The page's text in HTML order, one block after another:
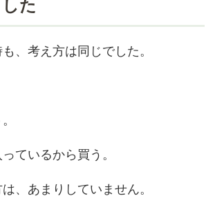
た
、考え方は同じでした。
ているから買う。
、あまりしていません。